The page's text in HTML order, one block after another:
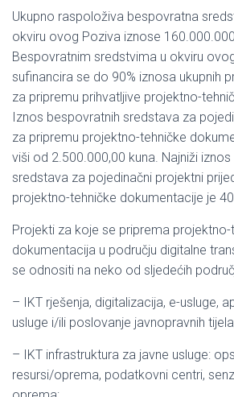
Ukupno raspoloživa bespovratna
okviru ovog Poziva iznose
Bespovratnim sredstvima u okviru
sufinancira se do 90% iznosa ukupnih
za pripremu prihvatljive projektno-
Iznos bespovratnih sredstava za
za pripremu projektno-tehničke
viši od 2.500.000,00 kuna. Najniži
sredstava za pojedinačni projektni
projektno-tehničke dokumentacije je
Projekti za koje se priprema projektno-
dokumentacija u području digitalne
se odnositi na neko od sljedećih
– IKT rješenja, digitalizacija, e-usluge,
usluge i/ili poslovanje javnopravnih
– IKT infrastruktura za javne usluge:
resursi/oprema, podatkovni centri,